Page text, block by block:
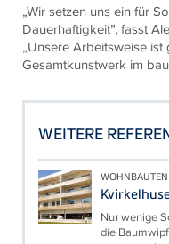
„Wir setzen uns ein für
Dauerhaftigkeit”, fasst
„Unsere Arbeitsweise
Gesamtkunstwerk im
WEITERE
WOHNBAUTEN
Nur wenige
die